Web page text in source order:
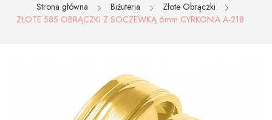
Strona główna Biżuteria
Złote Obrączki
ZŁOTE 585 OBRĄCZKI Z SOCZEWKĄ 6mm CYRKONIA A-218